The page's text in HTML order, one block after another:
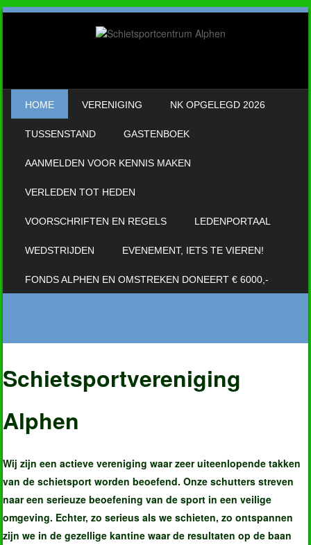
MENU
HOME VERENIGING NK OPGELEGD 2026
TUSSENSTAND GASTENBOEK
AANMELDEN VOOR KENNIS MAKEN
VERLEDEN TOT HEDEN
VOORSCHRIFTEN EN REGELS LEDENPORTAAL
WEDSTRIJDEN EVENEMENT, IETS TE VIEREN!
FONDS ALPHEN EN OMSTREKEN DONEERT € 6000,-
Schietsportvereniging
Alphen
Wij zijn een actieve vereniging waar zeer uiteenlopende takken
van de schietsport worden beoefend. Onze schutters streven
naar een serieuze beoefening van de sport in een veilige
omgeving. Echter, zo serieus als we schieten, zo ontspannen
zijn we in de gezellige kantine waar de resultaten op de baan